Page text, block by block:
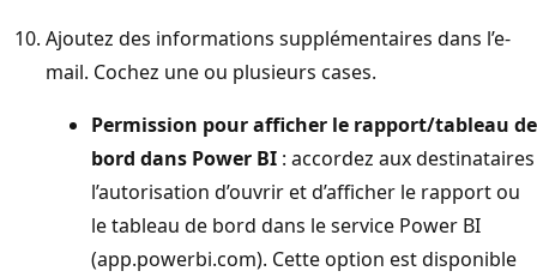
Ajoutez des informations supplémentaires dans l’e-
mail. Cochez une ou plusieurs cases.
Permission pour afficher le rapport/tableau de
bord dans Power BI : accordez aux destinataires
l’autorisation d’ouvrir et d’afficher le rapport ou
le tableau de bord dans le service Power BI
(app.powerbi.com). Cette option est disponible